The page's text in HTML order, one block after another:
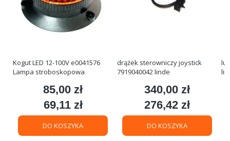
Kogut LED 12-100V e0041576
Lampa stroboskopowa
Cena
85,00 zł
Cena
69,11 zł
DO KOSZYKA
drążek sterowniczy joystick
7919040042 linde
Cena
340,00 zł
Cena
276,42 zł
DO KOSZYKA